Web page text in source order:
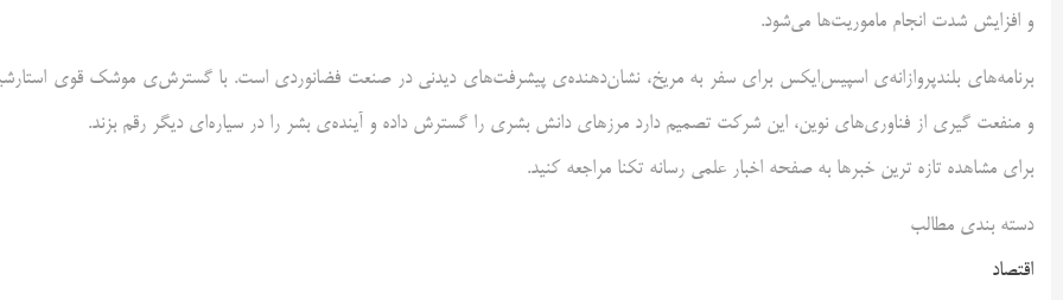
و افزایش شدت انجام ماموریت‌ها می‌شود.
برنامه‌های بلندپروازانه‌ی اسپیس‌ایکس برای سفر به مریخ، نشان‌دهنده‌ی پیشرفت‌های دیدنی در صنعت فضانوردی است. با گسترش‌ی موشک قوی
و منفعت گیری از فناوری‌های نوین، این شرکت تصمیم دارد مرزهای دانش بشری را گسترش داده و آینده‌ی بشر را در سیاره‌ای دیگر رقم بزند.
برای مشاهده تازه ترین خبرها به صفحه اخبار علمی رسانه تکنا مراجعه کنید.
دسته بندی مطالب
اقتصاد